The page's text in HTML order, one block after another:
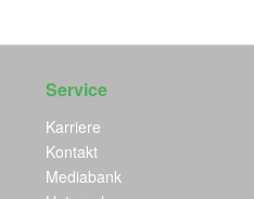
Service
Karriere
Kontakt
Mediabank